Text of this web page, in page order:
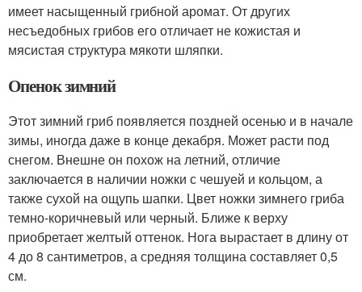
имеет насыщенный грибной аромат. От других
несъедобных грибов его отличает не кожистая и
мясистая структура мякоти шляпки.
Опенок зимний
Этот зимний гриб появляется поздней осенью и в начале
зимы, иногда даже в конце декабря. Может расти под
снегом. Внешне он похож на летний, отличие
заключается в наличии ножки с чешуей и кольцом, а
также сухой на ощупь шапки. Цвет ножки зимнего гриба
темно-коричневый или черный. Ближе к верху
приобретает желтый оттенок. Нога вырастает в длину от
4 до 8 сантиметров, а средняя толщина составляет 0,5
см.